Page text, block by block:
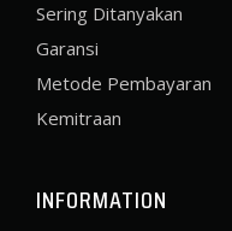
Sering Ditanyakan
Garansi
Metode Pembayaran
Kemitraan
INFORMATION